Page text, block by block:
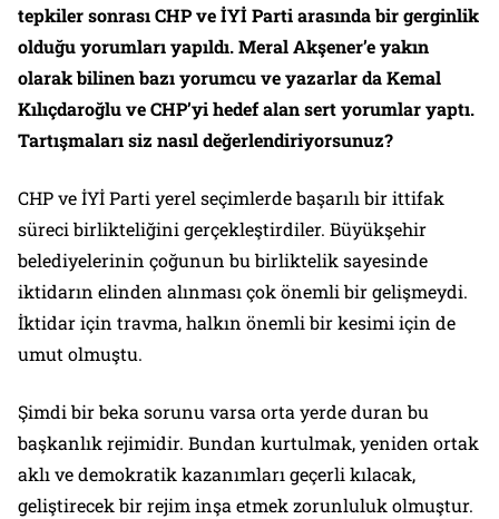
tepkiler sonrası CHP ve İYİ Parti arasında bir gerginlik
olduğu yorumları yapıldı. Meral Akşener’e yakın
olarak bilinen bazı yorumcu ve yazarlar da Kemal
Kılıçdaroğlu ve CHP’yi hedef alan sert yorumlar yaptı.
Tartışmaları siz nasıl değerlendiriyorsunuz?
CHP ve İYİ Parti yerel seçimlerde başarılı bir ittifak
süreci birlikteliğini gerçekleştirdiler. Büyükşehir
belediyelerinin çoğunun bu birliktelik sayesinde
iktidarın elinden alınması çok önemli bir gelişmeydi.
İktidar için travma, halkın önemli bir kesimi için de
umut olmuştu.
Şimdi bir beka sorunu varsa orta yerde duran bu
başkanlık rejimidir. Bundan kurtulmak, yeniden ortak
aklı ve demokratik kazanımları geçerli kılacak,
geliştirecek bir rejim inşa etmek zorunluluk olmuştur.